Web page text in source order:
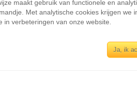
maakt gebruik van functionele en
Met analytische cookies krijgen we
in verbeteringen van onze website.
Ja, ik